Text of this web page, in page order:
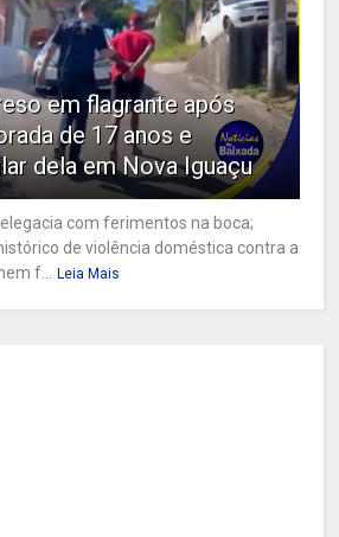
em flagrante após
de 17 anos e
dela em Nova Iguaçu
com ferimentos na boca;
de violência doméstica contra a
f...
Leia Mais